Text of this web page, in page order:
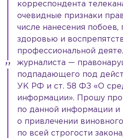
корреспондента
очевидные признаки
числе нанесения побоев,
здоровью и
профессиональной
журналиста —
подпадающего под
УК РФ и ст. 58 ФЗ «О
информации». Прошу
по данной информации и
о привлечении
по всей строгости